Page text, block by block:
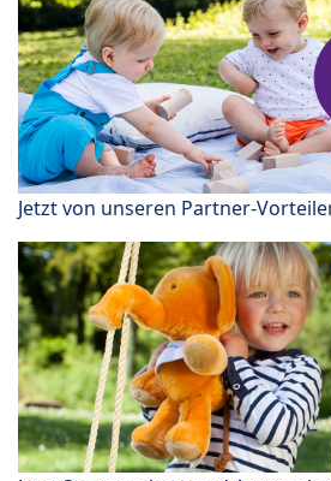
Jetzt von unseren Partner-